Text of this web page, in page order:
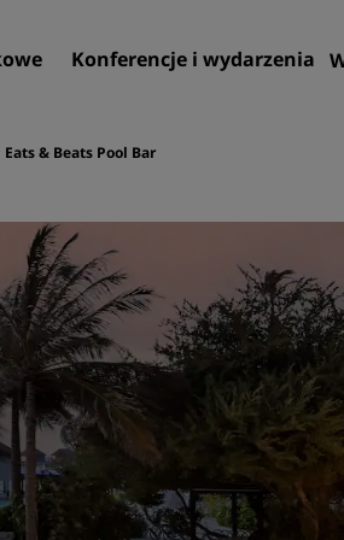
Konferencje i wydarzenia
Ośrodki wypoczynkowe
Apartamenty z obsługą
Hotele lotniskowe
Nowe i powstające hotele
Konferencje i wydarzenia
Przedstawiamy ofertę
Meetings
Eats & Beats Pool Bar